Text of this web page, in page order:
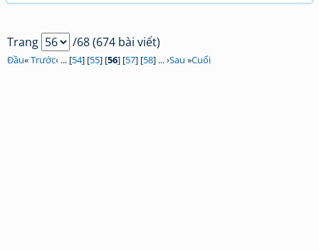
Trang /68 (674 bài viết)
Đầu«Trước‹ ... [54] [55] [56] [57] [58] ... ›Sau »Cuối